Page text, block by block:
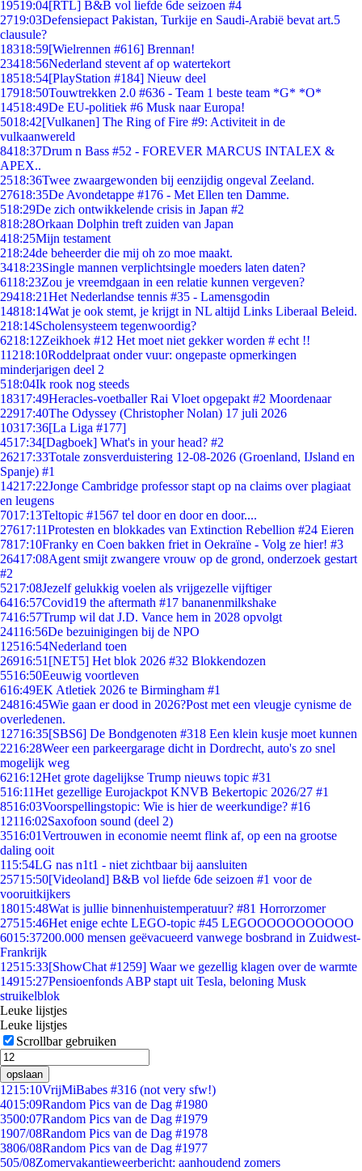
19519:04[RTL] B&B vol liefde 6de seizoen #4
2719:03Defensiepact Pakistan, Turkije en Saudi-Arabië bevat art.5
clausule?
18318:59[Wielrennen #616] Brennan!
23418:56Nederland stevent af op watertekort
18518:54[PlayStation #184] Nieuw deel
17918:50Touwtrekken 2.0 #636 - Team 1 beste team *G* *O*
14518:49De EU-politiek #6 Musk naar Europa!
5018:42[Vulkanen] The Ring of Fire #9: Activiteit in de
vulkaanwereld
8418:37Drum n Bass #52 - FOREVER MARCUS INTALEX &
APEX..
2518:36Twee zwaargewonden bij eenzijdig ongeval Zeeland.
27618:35De Avondetappe #176 - Met Ellen ten Damme.
518:29De zich ontwikkelende crisis in Japan #2
818:28Orkaan Dolphin treft zuiden van Japan
418:25Mijn testament
218:24de beheerder die mij oh zo moe maakt.
3418:23Single mannen verplichtsingle moeders laten daten?
6118:23Zou je vreemdgaan in een relatie kunnen vergeven?
29418:21Het Nederlandse tennis #35 - Lamensgodin
14818:14Wat je ook stemt, je krijgt in NL altijd Links Liberaal Beleid.
218:14Scholensysteem tegenwoordig?
6218:12Zeikhoek #12 Het moet niet gekker worden # echt !!
11218:10Roddelpraat onder vuur: ongepaste opmerkingen
minderjarigen deel 2
518:04Ik rook nog steeds
18317:49Heracles-voetballer Rai Vloet opgepakt #2 Moordenaar
22917:40The Odyssey (Christopher Nolan) 17 juli 2026
10317:36[La Liga #177]
4517:34[Dagboek] What's in your head? #2
26217:33Totale zonsverduistering 12-08-2026 (Groenland, IJsland en
Spanje) #1
14217:22Jonge Cambridge professor stapt op na claims over plagiaat
en leugens
7017:13Teltopic #1567 tel door en door en door....
27617:11Protesten en blokkades van Extinction Rebellion #24 Eieren
7817:10Franky en Coen bakken friet in Oekraïne - Volg ze hier! #3
26417:08Agent smijt zwangere vrouw op de grond, onderzoek gestart
#2
5217:08Jezelf gelukkig voelen als vrijgezelle vijftiger
6416:57Covid19 the aftermath #17 bananenmilkshake
7416:57Trump wil dat J.D. Vance hem in 2028 opvolgt
24116:56De bezuinigingen bij de NPO
12516:54Nederland toen
26916:51 [NET5] Het blok 2026 #32 Blokkendozen
5516:50Eeuwig voortleven
616:49EK Atletiek 2026 te Birmingham #1
24816:45Wie gaan er dood in 2026?Post met een vleugje cynisme de
overledenen.
12716:35[SBS6] De Bondgenoten #318 Een klein kusje moet kunnen
2216:28Weer een parkeergarage dicht in Dordrecht, auto's zo snel
mogelijk weg
6216:12Het grote dagelijkse Trump nieuws topic #31
516:11Het gezellige Eurojackpot KNVB Bekertopic 2026/27 #1
8516:03Voorspellingstopic: Wie is hier de weerkundige? #16
12116:02Saxofoon sound (deel 2)
3516:01Vertrouwen in economie neemt flink af, op een na grootse
daling ooit
115:54LG nas n1t1 - niet zichtbaar bij aansluiten
25715:50[Videoland] B&B vol liefde 6de seizoen #1 voor de
vooruitkijkers
18015:48Wat is jullie binnenhuistemperatuur? #81 Horrorzomer
27515:46Het enige echte LEGO-topic #45 LEGOOOOOOOOOOO
6015:37200.000 mensen geëvacueerd vanwege bosbrand in Zuidwest-
Frankrijk
12515:33[ShowChat #1259] Waar we gezellig klagen over de warmte
14915:27Pensioenfonds ABP stapt uit Tesla, beloning Musk
struikelblok
Leuke lijstjes
Leuke lijstjes
Scrollbar gebruiken
opslaan
1215:10VrijMiBabes #316 (not very sfw!)
4015:09Random Pics van de Dag #1980
3500:07Random Pics van de Dag #1979
1907/08Random Pics van de Dag #1978
3806/08Random Pics van de Dag #1977
505/08Zomervakantieweerbericht: aanhoudend zomers